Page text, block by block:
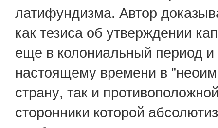
латифундизма. Автор
как тезиса об утверждении
еще в колониальный период
настоящему времени в
страну, так и
сторонники которой